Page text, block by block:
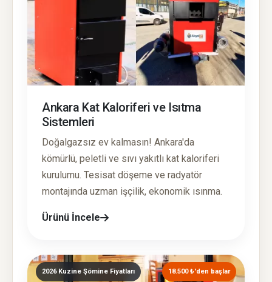
Ankara Kat Kaloriferi ve Isıtma
Sistemleri
Doğalgazsız ev kalmasın! Ankara'da
kömürlü, peletli ve sıvı yakıtlı kat kaloriferi
kurulumu. Tesisat döşeme ve radyatör
montajında uzman işçilik, ekonomik ısınma.
Ürünü İncele
2026 Kuzine Şömine Fiyatları 18.500 ₺'den başlar